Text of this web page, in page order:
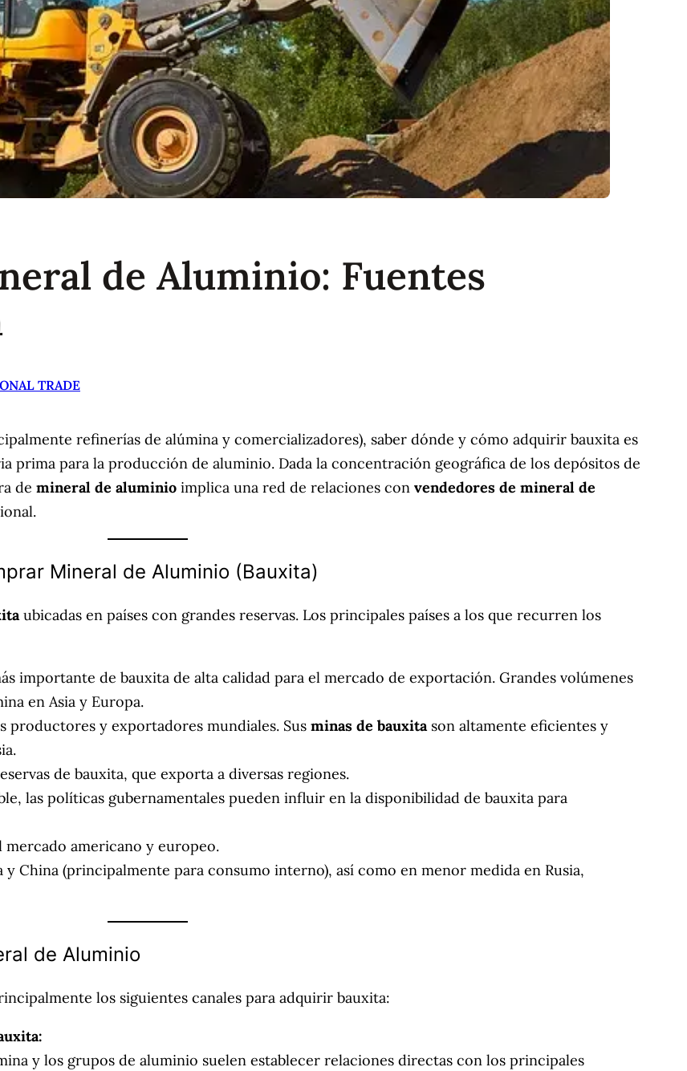
de Aluminio: Fuentes
TRADE
refinerías de alúmina y comercializadores), saber dónde y cómo adquirir bauxita es
prima para la producción de aluminio. Dada la concentración geográfica de los depósitos de
de mineral de aluminio implica una red de relaciones con vendedores de mineral de
Mineral de Aluminio (Bauxita)
ubicadas en países con grandes reservas. Los principales países a los que recurren los
importante de bauxita de alta calidad para el mercado de exportación. Grandes volúmenes
en Asia y Europa.
productores y exportadores mundiales. Sus minas de bauxitason altamente eficientes y
de bauxita, que exporta a diversas regiones.
las políticas gubernamentales pueden influir en la disponibilidad de bauxita para
americano y europeo.
China (principalmente para consumo interno), así como en menor medida en Rusia,
de Aluminio
los siguientes canales para adquirir bauxita:
y los grupos de aluminio suelen establecer relaciones directas con los principales